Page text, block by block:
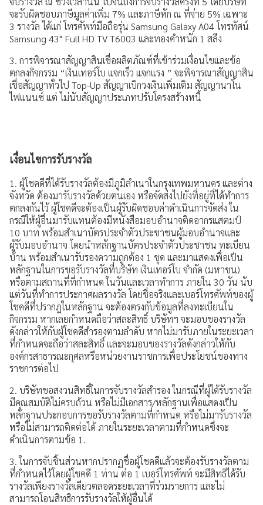
จะรับผิดชอบภาษีมูลค่าเพิ่ม 7% และภาษีหัก ณ ที่จ่าย 5% เฉพาะ
3 รางวัล ได้แก่ โทรศัพท์มือถือรุ่น Samsung Galaxy A04 โทรทัศน์
Samsung 43" Full HD TV T6003 และทองคำหนัก 1 สลึง
3. การพิจารณาสัญญาสินเชื่อผลิตภัณฑ์ที่เข้าร่วมเงื่อนไขและข้อ
ตกลงกิจกรรม “เงินเทอร์โบ แจกเร็ว แจกแรง ” จะพิจารณาสัญญาสิน
เชื่อสัญญาทั่วไป Top-Up สัญญาเบิกวงเงินเพิ่มเติม สัญญานาโน
ไฟแนนซ์ แต่ ไม่นับสัญญาประเภทปรับโครงสร้างหนี้
เงื่อนไขการรับรางวัล
1. ผู้โชคดีที่ได้รับรางวัลต้องมีภูมิลำเนาในกรุงเทพมหานคร และต่าง
จังหวัด ต้องมารับรางวัลด้วยตนเอง หรือจัดส่งไปยังที่อยู่ที่ได้ทำการ
ตกลงกันไว้ ผู้โชคดีจะต้องเป็นผู้รับผิดชอบค่าดำเนินการจัดส่ง ใน
กรณีให้ผู้อื่นมารับแทนต้องมีหนังสือมอบอำนาจติดอากรแสตมป์
10 บาท พร้อมสำเนาบัตรประจำตัวประชาชนผู้มอบอำนาจและ
ผู้รับมอบอำนาจ โดยนำหลักฐานบัตรประจำตัวประชาชน ทะเบียน
บ้าน พร้อมสำเนารับรองความถูกต้อง 1 ชุด และมาแสดงเพื่อเป็น
หลักฐานในการขอรับรางวัลที่บริษัท เงินเทอร์โบ จำกัด (มหาชน)
หรือตามสถานที่ที่กำหนด ในวันและเวลาทำการ ภายใน 30 วัน นับ
แต่วันที่ทำการประกาศผลรางวัล โดยชื่อจริงและเบอร์โทรศัพท์ของผู้
โชคดีที่ปรากฎในหลักฐาน จะต้องตรงกับข้อมูลที่ลงทะเบียนใน
กิจกรรม หากเลยกำหนดถือว่าสละสิทธิ์ บริษัทฯ จะมอบของรางวัล
ดังกล่าวให้กับผู้โชคดีสำรองตามลำดับ หากไม่มารับภายในระยะเวลา
ที่กำหนดจะถือว่าสละสิทธิ์ และจะมอบของรางวัลดังกล่าวให้กับ
องค์กรสาธารณะกุศลหรือหน่วยงานราชการเพื่อประโยชน์ของทาง
ราชการต่อไป
2. บริษัทขอสงวนสิทธิ์ในการจับรางวัลสำรอง ในกรณีที่ผู้ได้รับรางวัล
มีคุณสมบัติไม่ครบถ้วน หรือไม่มีเอกสาร/หลักฐานเพื่อแสดงเป็น
หลักฐานประกอบการขอรับรางวัลตามที่กำหนด หรือไม่มารับรางวัล
หรือไม่สามารถติดต่อได้ ภายในระยะเวลาตามที่กำหนดซึ่งจะ
ดำเนินการตามข้อ 1.
3. ในการจับชิ้นส่วนหากปรากฏชื่อผู้โชคดีแล้วจะต้องรับรางวัลตาม
ที่กำหนดไว้โดยผู้โชคดี 1 ท่าน ต่อ 1 เบอร์โทรศัพท์ จะมีสิทธิได้รับ
รางวัลเพียงรางวัลเดียวตลอดระยะเวลาที่ร่วมรายการ และไม่
สามารถโอนสิทธิการรับรางวัลให้ผู้อื่นได้